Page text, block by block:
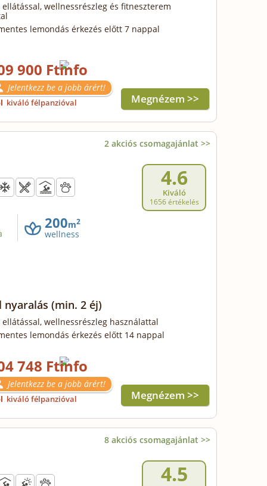
wellnessrészleg és fitneszterem
lemondás érkezés előtt 7 nappal
900 Ft
Jelentkezz be a jobb árért!
kiváló félpanzióval Megnézem >>
2 akciós csomagajánlat >>
4.6
Kiváló
1656 értékelés
200m2
wellness
nyaralás (min. 2 éj)
wellnessrészleg használattal
lemondás érkezés előtt 14 nappal
748 Ft
Jelentkezz be a jobb árért!
kiváló félpanzióval Megnézem >>
8 akciós csomagajánlat >>
4.5